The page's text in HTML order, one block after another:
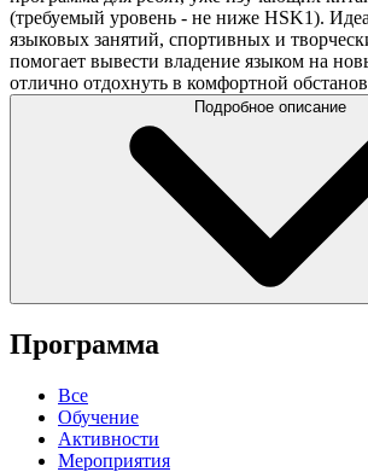
(требуемый уровень - не ниже HSK1).
языковых занятий, спортивных и
помогает вывести владение языком на
отлично отдохнуть в комфортной
Подробное описание
Программа
Все
Обучение
Активности
Мероприятия